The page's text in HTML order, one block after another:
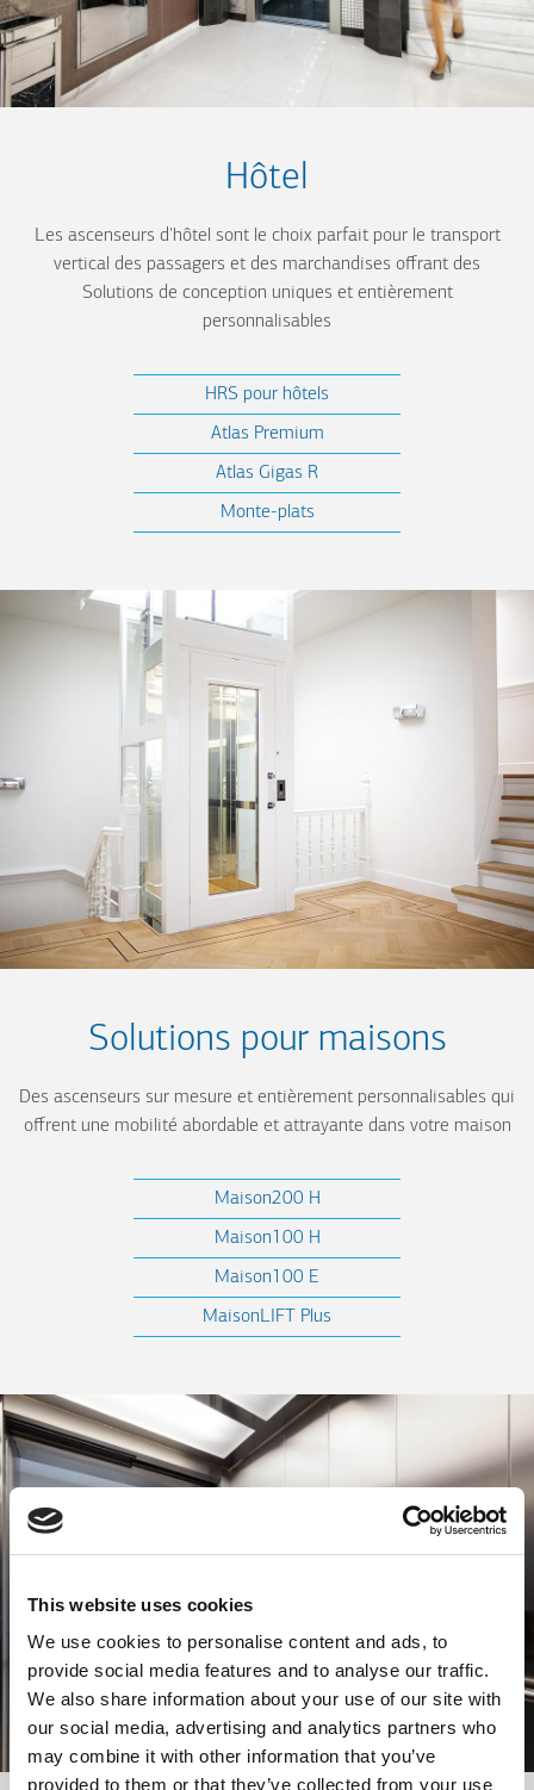
This website uses cookies
We use cookies to personalise content and ads, to
provide social media features and to analyse our traffic.
We also share information about your use of our site with
our social media, advertising and analytics partners who
may combine it with other information that you’ve
provided to them or that they’ve collected from your use
Hôtel
Les ascenseurs d'hôtel sont le choix parfait pour le transport
vertical des passagers et des marchandises offrant des
Solutions de conception uniques et entièrement
personnalisables
HRS pour hôtels
Atlas Premium
Atlas Gigas R
Monte-plats
Solutions pour maisons
Des ascenseurs sur mesure et entièrement personnalisables qui
offrent une mobilité abordable et attrayante dans votre maison
Maison200 H
Maison100 H
Maison100 E
MaisonLIFT Plus